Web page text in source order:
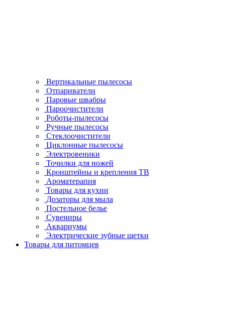
Вертикальные пылесосы
Отпариватели
Паровые швабры
Пароочистители
Роботы-пылесосы
Ручные пылесосы
Стеклоочистители
Циклонные пылесосы
Электровеники
Точилки для ножей
Кронштейны и крепления ТВ
Ароматерапия
Товары для кухни
Дозаторы для мыла
Постельное белье
Сувениры
Аквариумы
Электрические зубные щетки
Товары для питомцев